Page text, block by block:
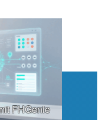
FHGenie